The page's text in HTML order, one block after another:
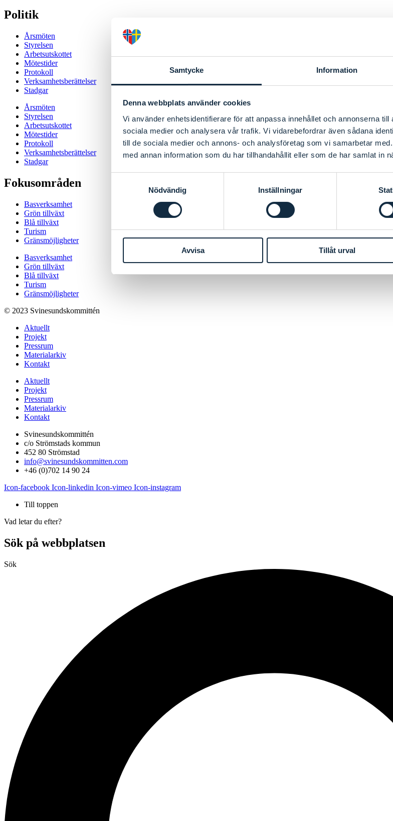
Samtycke Information
Denna webbplats använder cookies
Vi använder enhetsidentifierare för att anpassa innehållet och annonserna
sociala medier och analysera vår trafik. Vi vidarebefordrar även sådana
till de sociala medier och annons- och analysföretag som vi samarbetar
med annan information som du har tillhandahållit eller som de har samlat in
Nödvändig
Inställningar
Avvisa Tillåt urval
Politik
Årsmöten
Styrelsen
Arbetsutskottet
Mötestider
Protokoll
Verksamhetsberättelser
Stadgar
Årsmöten
Styrelsen
Arbetsutskottet
Mötestider
Protokoll
Verksamhetsberättelser
Stadgar
Fokusområden
Basverksamhet
Grön tillväxt
Blå tillväxt
Turism
Gränsmöjligheter
Basverksamhet
Grön tillväxt
Blå tillväxt
Turism
Gränsmöjligheter
© 2023 Svinesundskommittén
Aktuellt
Projekt
Pressrum
Materialarkiv
Kontakt
Aktuellt
Projekt
Pressrum
Materialarkiv
Kontakt
Svinesundskommittén
c/o Strömstads kommun
452 80 Strömstad
info@svinesundskommitten.com
+46 (0)702 14 90 24
Icon-facebook Icon-linkedin Icon-vimeo Icon-instagram
Till toppen
Vad letar du efter?
Sök på webbplatsen
Sök